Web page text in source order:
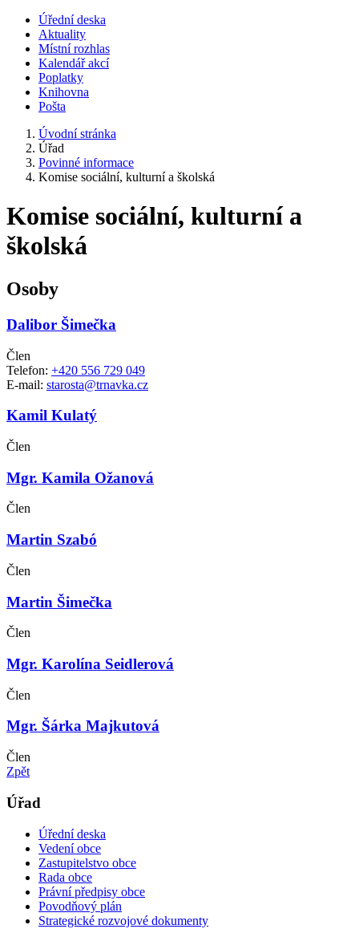
Úřední deska
Aktuality
Místní rozhlas
Kalendář akcí
Poplatky
Knihovna
Pošta
Úvodní stránka
Úřad
Povinné informace
Komise sociální, kulturní a školská
Komise sociální, kulturní a
školská
Osoby
Dalibor Šimečka
Člen
Telefon: +420 556 729 049
E-mail: starosta@trnavka.cz
Kamil Kulatý
Člen
Mgr. Kamila Ožanová
Člen
Martin Szabó
Člen
Martin Šimečka
Člen
Mgr. Karolína Seidlerová
Člen
Mgr. Šárka Majkutová
Člen
Zpět
Úřad
Úřední deska
Vedení obce
Zastupitelstvo obce
Rada obce
Právní předpisy obce
Povodňový plán
Strategické rozvojové dokumenty